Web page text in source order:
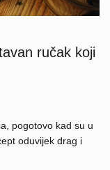
ručak koji
pogotovo kad su u
oduvijek drag i